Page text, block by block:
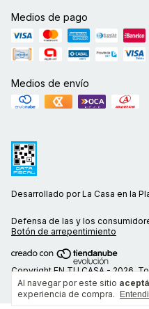
Al navegar por este sitio
experiencia de compra.
Medios de pago
Medios de envío
Desarrollado por La Casa en la
Defensa de las y los
Botón de arrepentimiento
Copyright EN TU CASA - 2026.